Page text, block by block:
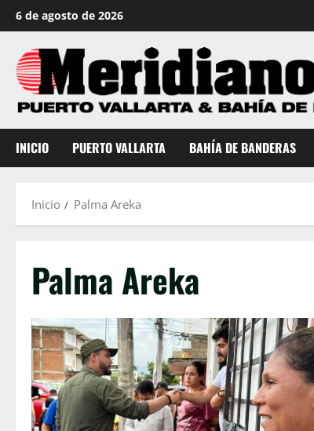
Saltar
al
contenido
6 de agosto de 2026
INICIO PUERTO VALLARTA BAHÍA DE BANDERAS
Inicio Palma Areka
Palma Areka